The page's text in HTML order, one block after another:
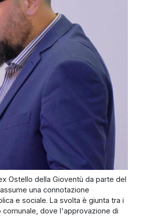
Ostello della Gioventù da parte del
una connotazione
e sociale. La svolta è giunta tra i
comunale, dove l'approvazione di